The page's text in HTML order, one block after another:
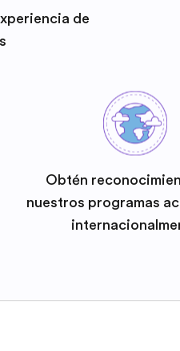
de
Obtén
nuestros programas